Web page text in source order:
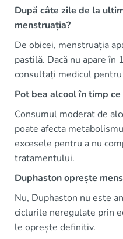
După câte zile de la
menstruația?
De obicei, menstruația
pastilă. Dacă nu apare în
consultați medicul
Pot bea alcool în timp
Consumul moderat de
poate afecta
excesele pentru a nu
tratamentului.
Duphaston oprește
Nu, Duphaston nu este
ciclurile neregulate prin
le oprește definitiv.